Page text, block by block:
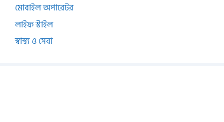
মোবাইল অপারেটর
লাইফ স্টাইল
স্বাস্থ্য ও সেবা